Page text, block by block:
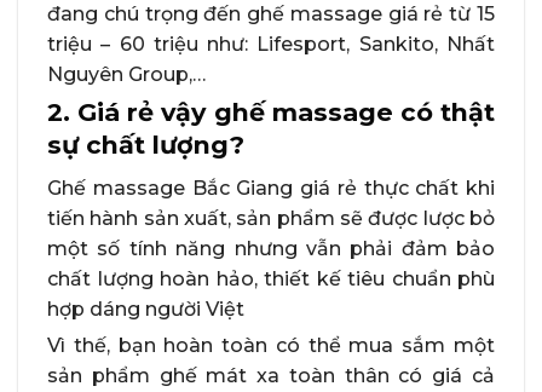
đang chú trọng đến ghế massage giá rẻ từ 15
triệu – 60 triệu như: Lifesport, Sankito, Nhất
Nguyên Group,…
2. Giá rẻ vậy ghế massage có thật
sự chất lượng?
Ghế massage Bắc Giang giá rẻ thực chất khi
tiến hành sản xuất, sản phẩm sẽ được lược bỏ
một số tính năng nhưng vẫn phải đảm bảo
chất lượng hoàn hảo, thiết kế tiêu chuẩn phù
hợp dáng người Việt
Vì thế, bạn hoàn toàn có thể mua sắm một
sản phẩm ghế mát xa toàn thân có giá cả